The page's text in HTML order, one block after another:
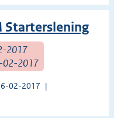
Starterslening
2017
02-2017
02-2017